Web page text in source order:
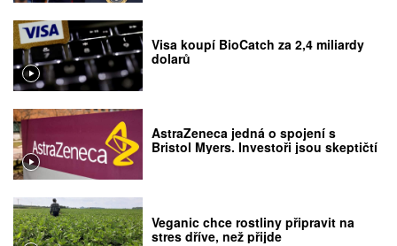
Visa koupí BioCatch za 2,4 miliardy
dolarů
AstraZeneca jedná o spojení s
Bristol Myers. Investoři jsou skeptičtí
Veganic chce rostliny připravit na
stres dříve, než přijde